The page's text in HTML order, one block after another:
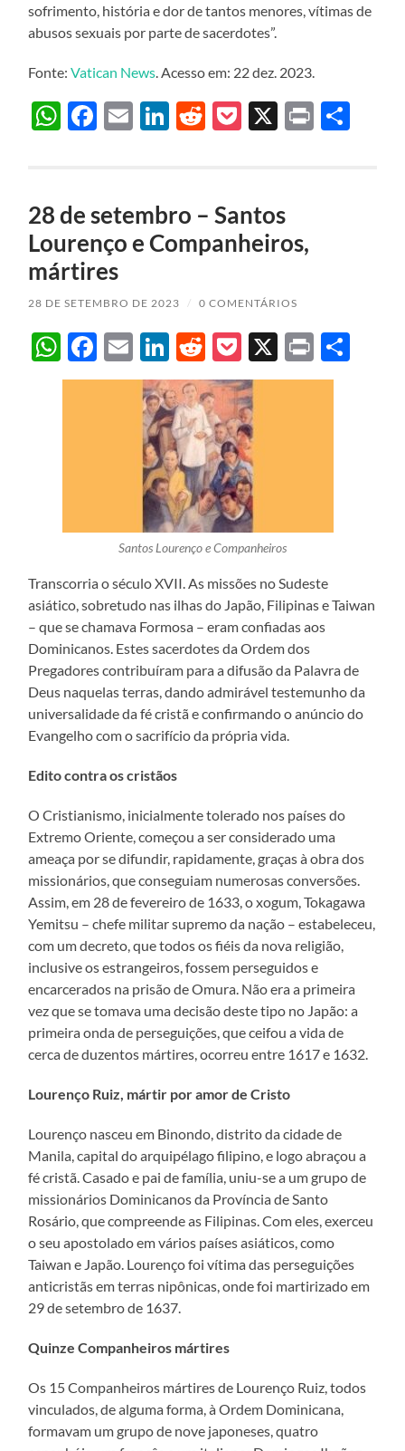
sofrimento, história e dor de tantos menores, vítimas de
abusos sexuais por parte de sacerdotes”.
Fonte:Vatican News. Acesso em: 22 dez. 2023.
WhatsApp
Facebook
EmailLinkedIn
Reddit
Pocket
X Print
28 de setembro – Santos
Lourenço e Companheiros,
mártires
28 DE SETEMBRO DE 2023 / 0 COMENTÁRIOS
WhatsApp
Facebook
EmailLinkedIn
Reddit
Pocket
X Print
Santos Lourenço e Companheiros
Transcorria o século XVII. As missões no Sudeste
asiático, sobretudo nas ilhas do Japão, Filipinas e Taiwan
– que se chamava Formosa – eram confiadas aos
Dominicanos. Estes sacerdotes da Ordem dos
Pregadores contribuíram para a difusão da Palavra de
Deus naquelas terras, dando admirável testemunho da
universalidade da fé cristã e confirmando o anúncio do
Evangelho com o sacrifício da própria vida.
Edito contra os cristãos
O Cristianismo, inicialmente tolerado nos países do
Extremo Oriente, começou a ser considerado uma
ameaça por se difundir, rapidamente, graças à obra dos
missionários, que conseguiam numerosas conversões.
Assim, em 28 de fevereiro de 1633, o xogum, Tokagawa
Yemitsu – chefe militar supremo da nação – estabeleceu,
com um decreto, que todos os fiéis da nova religião,
inclusive os estrangeiros, fossem perseguidos e
encarcerados na prisão de Omura. Não era a primeira
vez que se tomava uma decisão deste tipo no Japão: a
primeira onda de perseguições, que ceifou a vida de
cerca de duzentos mártires, ocorreu entre 1617 e 1632.
Lourenço Ruiz, mártir por amor de Cristo
Lourenço nasceu em Binondo, distrito da cidade de
Manila, capital do arquipélago filipino, e logo abraçou a
fé cristã. Casado e pai de família, uniu-se a um grupo de
missionários Dominicanos da Província de Santo
Rosário, que compreende as Filipinas. Com eles, exerceu
o seu apostolado em vários países asiáticos, como
Taiwan e Japão. Lourenço foi vítima das perseguições
anticristãs em terras nipônicas, onde foi martirizado em
29 de setembro de 1637.
Quinze Companheiros mártires
Os 15 Companheiros mártires de Lourenço Ruiz, todos
vinculados, de alguma forma, à Ordem Dominicana,
formavam um grupo de nove japoneses, quatro